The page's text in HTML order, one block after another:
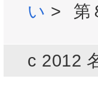
い > 第
c 2012